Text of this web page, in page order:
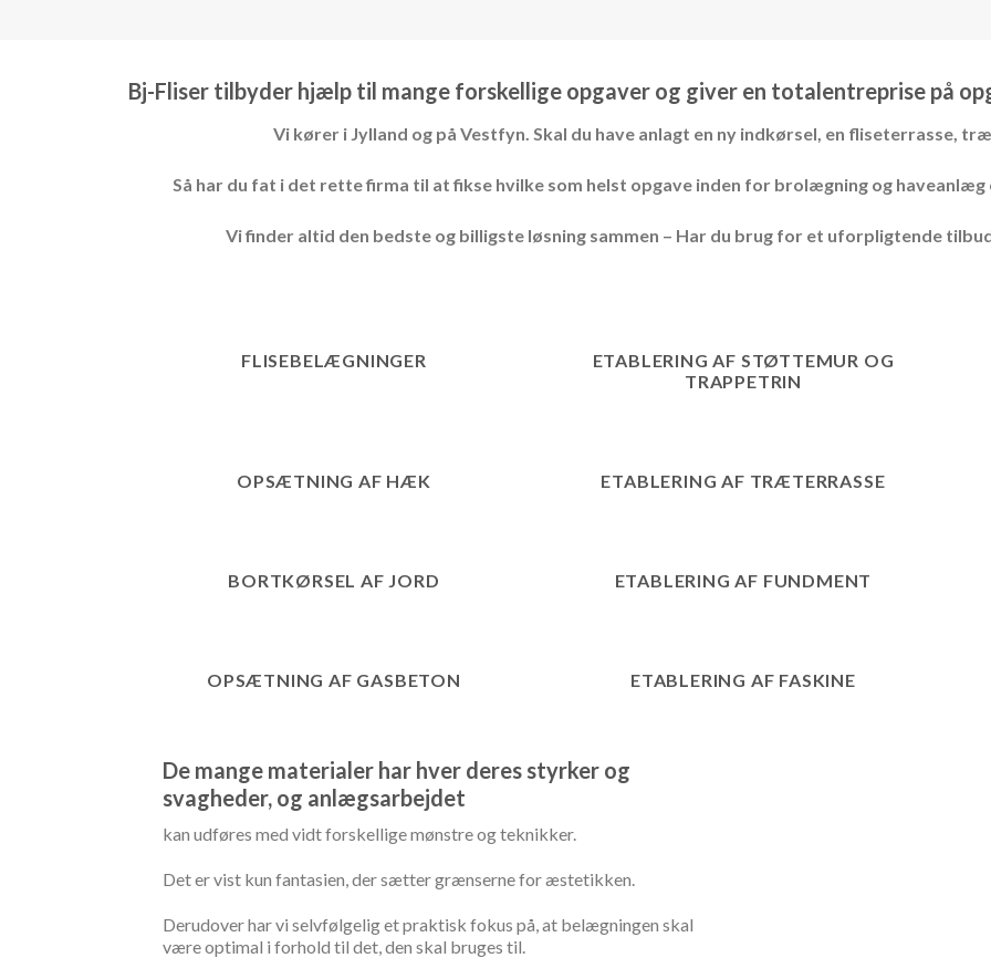
Bj-Fliser tilbyder hjælp til mange forskellige opgaver og giver en totalentreprise på
Vi kører i Jylland og på Vestfyn. Skal du have anlagt en ny indkørsel, en fliseterrasse,
Så har du fat i det rette firma til at fikse hvilke som helst opgave inden for brolægning og haveanlæg
Vi finder altid den bedste og billigste løsning sammen – Har du brug for et uforpligtende
FLISEBELÆGNINGER
ETABLERING AF STØTTEMUR OG
TRAPPETRIN
OPSÆTNING AF HÆK ETABLERING AF TRÆTERRASSE
BORTKØRSEL AF JORD ETABLERING AF FUNDMENT
OPSÆTNING AF GASBETON ETABLERING AF FASKINE
De mange materialer har hver deres styrker og
svagheder, og anlægsarbejdet
kan udføres med vidt forskellige mønstre og teknikker.
Det er vist kun fantasien, der sætter grænserne for æstetikken.
Derudover har vi selvfølgelig et praktisk fokus på, at belægningen skal
være optimal i forhold til det, den skal bruges til.